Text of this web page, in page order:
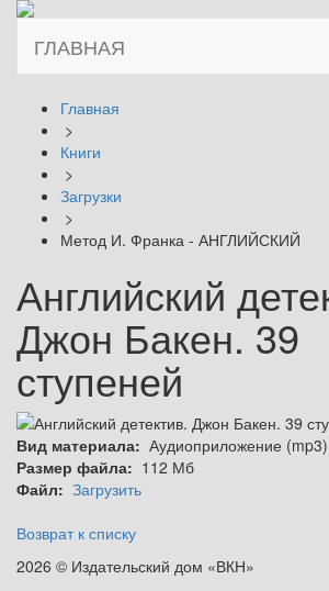
ГЛАВНАЯ
Главная
>
Книги
>
Загрузки
>
Метод И. Франка - АНГЛИЙСКИЙ
Английский
Джон Бакен. 39
ступеней
Вид материала: Аудиоприложение (mp3)
Размер файла: 112 Мб
Файл: Загрузить
Возврат к списку
2026 © Издательский дом «ВКН»